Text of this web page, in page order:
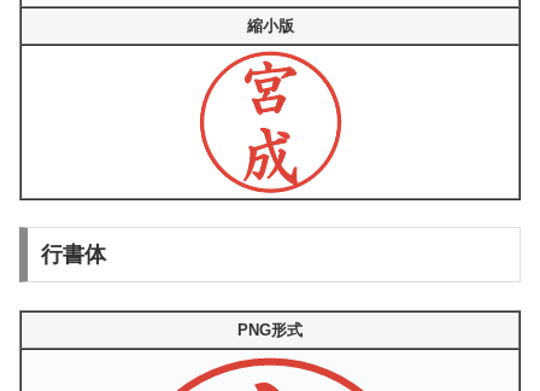
縮小版
行書体
PNG形式